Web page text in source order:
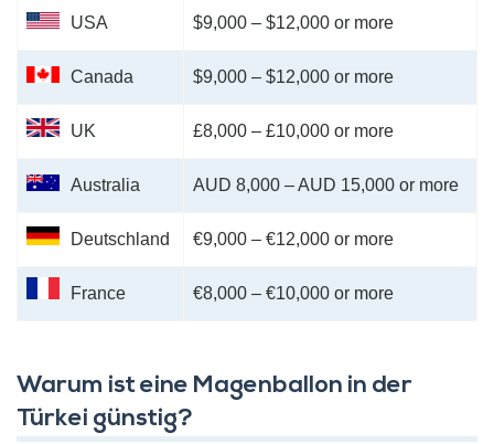
USA $9,000 – $12,000 or more
Canada $9,000 – $12,000 or more
UK £8,000 – £10,000 or more
Australia AUD 8,000 – AUD 15,000 or more
Deutschland €9,000 – €12,000 or more
France €8,000 – €10,000 or more
Warum ist eine Magenballon in der
Türkei günstig?